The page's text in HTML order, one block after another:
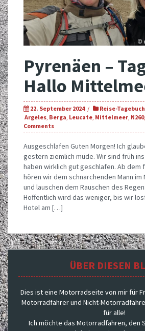
Pyrenäen –
Hallo
22. September 2024 Reise-Tagebuch
Argeles, Berga, Leucate, Mittelmeer, N260,
Comments
Ausgeschlafen Guten Morgen! Ich
gestern ziemlich müde. Wir sind früh
haben wirklich gut geschlafen. Ab dem
hören wir dem schnarchenden Mann im
und lauschen dem Rauschen des
Hoffentlich wird das weniger, bis wir
Hotel am […]
ÜBER DIESEN
Dies ist eine Motorradseite von mir für
Motorradfahrer und Nicht-
für alle!
Ich möchte das Motorradfahren, den